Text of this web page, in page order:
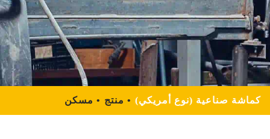
مسكن منتج كماشة صناعية (نوع أمريكي)